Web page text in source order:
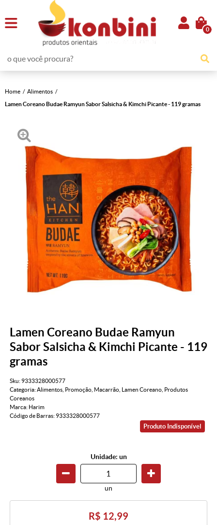
0
Home
Alimentos
Lamen Coreano Budae Ramyun Sabor Salsicha & Kimchi Picante - 119 gramas
Lamen Coreano Budae Ramyun
Sabor Salsicha & Kimchi Picante - 119
gramas
Sku: 9333328000577
Categoria:Alimentos Promoção Macarrão Lamen Coreano Produtos
Coreanos
Marca: Harim
Código de Barras: 9333328000577
Produto Indisponível
Unidade: un
un
R$ 12,99